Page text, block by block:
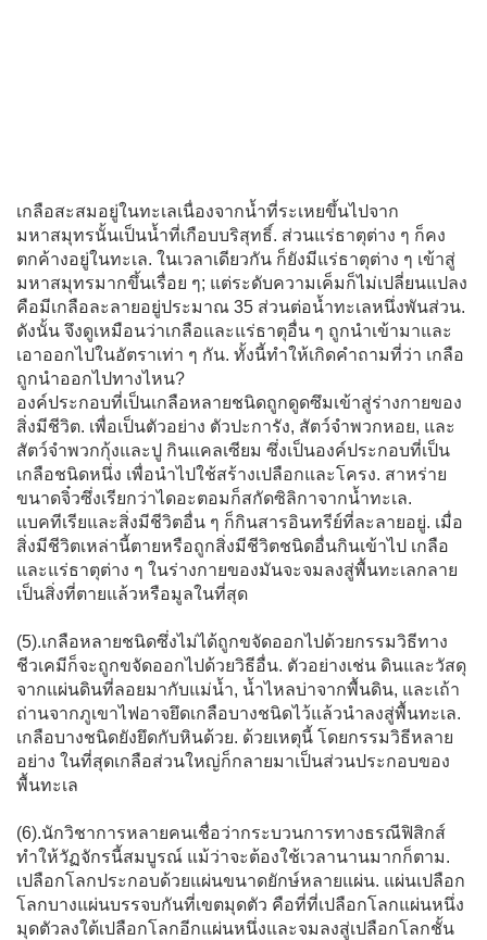
เกลือสะสมอยู่ในทะเลเนื่องจากน้ำที่ระเหยขึ้นไปจาก
มหาสมุทรนั้นเป็นน้ำที่เกือบบริสุทธิ์. ส่วนแร่ธาตุต่าง ๆ ก็คง
ตกค้างอยู่ในทะเล. ในเวลาเดียวกัน ก็ยังมีแร่ธาตุต่าง ๆ เข้าสู่
มหาสมุทรมากขึ้นเรื่อย ๆ; แต่ระดับความเค็มก็ไม่เปลี่ยนแปลง
คือมีเกลือละลายอยู่ประมาณ 35 ส่วนต่อน้ำทะเลหนึ่งพันส่วน.
ดังนั้น จึงดูเหมือนว่าเกลือและแร่ธาตุอื่น ๆ ถูกนำเข้ามาและ
เอาออกไปในอัตราเท่า ๆ กัน. ทั้งนี้ทำให้เกิดคำถามที่ว่า เกลือ
ถูกนำออกไปทางไหน?
องค์ประกอบที่เป็นเกลือหลายชนิดถูกดูดซึมเข้าสู่ร่างกายของ
สิ่งมีชีวิต. เพื่อเป็นตัวอย่าง ตัวปะการัง, สัตว์จำพวกหอย, และ
สัตว์จำพวกกุ้งและปู กินแคลเซียม ซึ่งเป็นองค์ประกอบที่เป็น
เกลือชนิดหนึ่ง เพื่อนำไปใช้สร้างเปลือกและโครง. สาหร่าย
ขนาดจิ๋วซึ่งเรียกว่าไดอะตอมก็สกัดซิลิกาจากน้ำทะเล.
แบคทีเรียและสิ่งมีชีวิตอื่น ๆ ก็กินสารอินทรีย์ที่ละลายอยู่. เมื่อ
สิ่งมีชีวิตเหล่านี้ตายหรือถูกสิ่งมีชีวิตชนิดอื่นกินเข้าไป เกลือ
และแร่ธาตุต่าง ๆ ในร่างกายของมันจะจมลงสู่พื้นทะเลกลาย
เป็นสิ่งที่ตายแล้วหรือมูลในที่สุด
(5).เกลือหลายชนิดซึ่งไม่ได้ถูกขจัดออกไปด้วยกรรมวิธีทาง
ชีวเคมีก็จะถูกขจัดออกไปด้วยวิธีอื่น. ตัวอย่างเช่น ดินและวัสดุ
จากแผ่นดินที่ลอยมากับแม่น้ำ, น้ำไหลบ่าจากพื้นดิน, และเถ้า
ถ่านจากภูเขาไฟอาจยึดเกลือบางชนิดไว้แล้วนำลงสู่พื้นทะเล.
เกลือบางชนิดยังยึดกับหินด้วย. ด้วยเหตุนี้ โดยกรรมวิธีหลาย
อย่าง ในที่สุดเกลือส่วนใหญ่ก็กลายมาเป็นส่วนประกอบของ
พื้นทะเล
(6).นักวิชาการหลายคนเชื่อว่ากระบวนการทางธรณีฟิสิกส์
ทำให้วัฏจักรนี้สมบูรณ์ แม้ว่าจะต้องใช้เวลานานมากก็ตาม.
เปลือกโลกประกอบด้วยแผ่นขนาดยักษ์หลายแผ่น. แผ่นเปลือก
โลกบางแผ่นบรรจบกันที่เขตมุดตัว คือที่ที่เปลือกโลกแผ่นหนึ่ง
มุดตัวลงใต้เปลือกโลกอีกแผ่นหนึ่งและจมลงสู่เปลือกโลกชั้น